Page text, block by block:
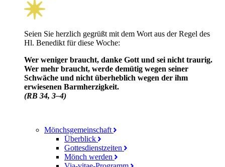
Seien Sie herzlich gegrüßt mit dem Wort aus der Regel des
Hl. Benedikt für diese Woche:
Wer weniger braucht, danke Gott und sei nicht traurig.
Wer mehr braucht, werde demütig wegen seiner
Schwäche und nicht über­heblich wegen der ihm
erwiesenen Barm­herzig­keit.
(RB 34, 3–4)
Mönchsgemeinschaft
Überblick
Gottesdienstzeiten
Mönch werden